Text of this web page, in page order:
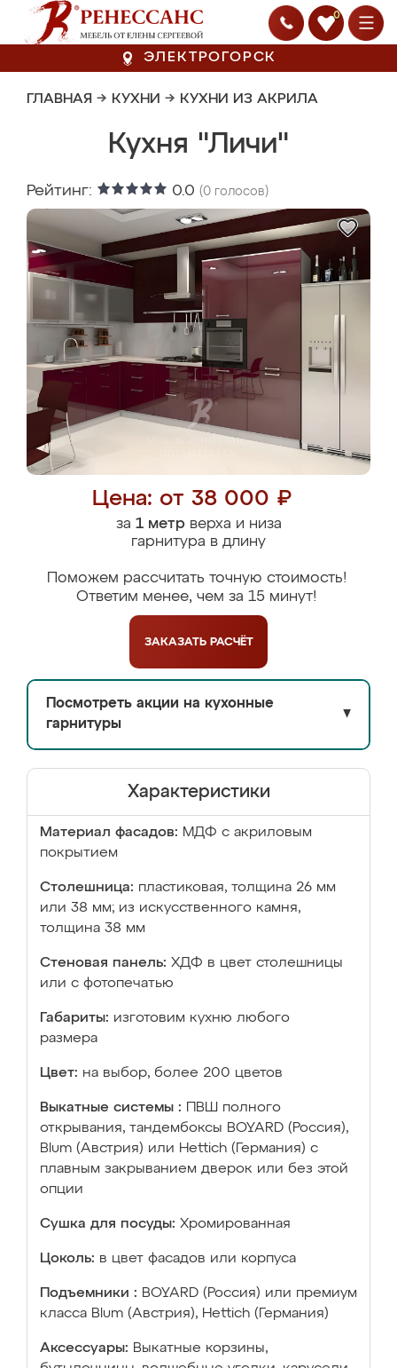
0
ЭЛЕКТРОГОРСК
ГЛАВНАЯ → КУХНИ → КУХНИ ИЗ АКРИЛА
Кухня "Личи"
Рейтинг: 0.0 (0 голосов)
Цена: от 38 000 ₽
за 1 метрверха и низа
гарнитура в длину
Поможем рассчитать точную стоимость!
Ответим менее, чем за 15 минут!
ЗАКАЗАТЬ РАСЧЁТ
Посмотреть акции на кухонные
гарнитуры
▼
Характеристики
Материал фасадов: МДФ с акриловым
покрытием
Столешница: пластиковая, толщина 26 мм
или 38 мм; из искусственного камня,
толщина 38 мм
Стеновая панель: ХДФ в цвет столешницы
или с фотопечатью
Габариты: изготовим кухню любого
размера
Цвет: на выбор, более 200 цветов
Выкатные системы :
ПВШ полного
открывания, тандембоксы BOYARD (Россия),
Blum (Австрия) или Hettich (Германия) с
плавным закрыванием дверок или без этой
опции
Сушка для посуды: Хромированная
Цоколь: в цвет фасадов или корпуса
Подъемники : BOYARD (Россия) или премиум
класса Blum (Австрия), Hettich (Германия)
Аксессуары: Выкатные корзины,